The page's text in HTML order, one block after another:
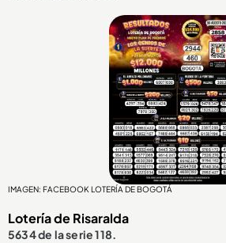
IMAGEN: FACEBOOK LOTERÍA DE BOGOTÁ
Lotería de Risaralda
5634 de la serie 118.